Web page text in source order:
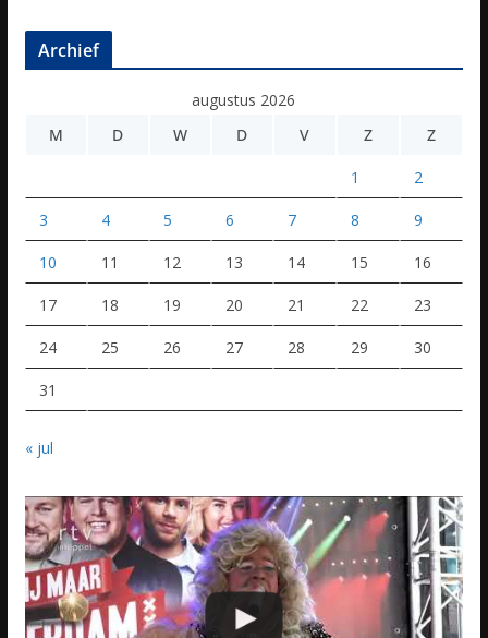
Archief
augustus 2026
M
D W D V Z Z
1 2
3 4 5 6 7 8 9
10 11 12 13 14 15 16
17 18 19 20 21 22 23
24 25 26 27 28 29 30
31
« jul